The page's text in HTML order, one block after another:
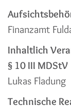
Finanzamt
Inhaltlich
§ 10 III MDStV
Lukas Fladung
Technische